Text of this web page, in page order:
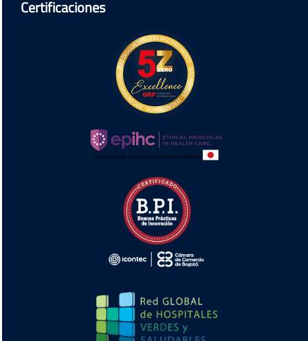
Certificaciones